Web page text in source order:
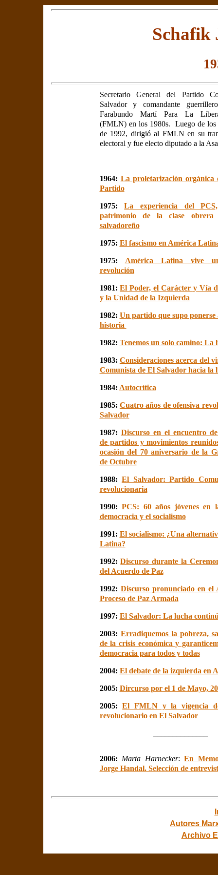
Schafik
Secretario General del Partido
Salvador y comandante
Farabundo Martí Para La
(FMLN) en los 1980s. Luego de los
de 1992, dirigió al FMLN en su
electoral y fue electo diputado a la
1964: La proletarización orgánica
Partido
1975:La experiencia del
patrimonio de la clase
salvadoreño
1975: El fascismo en América
1975: América Latina vive
revolución
1981:El Poder, el Carácter y Vía
y la Unidad de la Izquierda
1982: Un partido que supo
historia
1982: Tenemos un solo camino: La
1983: Consideraciones acerca del
Comunista de El Salvador hacia la
1984: Autocrítica
1985: Cuatro años de ofensiva
Salvador
1987: Discurso en el encuentro
de partidos y movimientos
ocasión del 70 aniversario de la
de Octubre
1988: El Salvador: Partido
revolucionaria
1990:PCS: 60 años jóvenes en
democracia y el socialismo
1991: El socialismo: ¿Una
Latina?
1992:Discurso durante la
del Acuerdo de Paz
1992: Discurso pronunciado en el
Proceso de Paz Armada
1997: El Salvador: La lucha
2003: Erradiquemos la pobreza,
de la crisis económica y
democracia para todos y todas
2004: El debate de la izquierda en
2005: Dircurso por el 1 de Mayo,
2005:El FMLN y la vigencia
revolucionario en El Salvador
2006: Marta Harnecker: En
Jorge Handal. Selección de
Autores
Archivo